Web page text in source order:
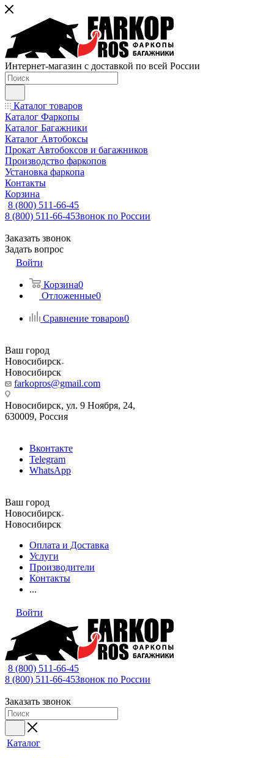
Интернет-магазин с доставкой по всей России
Каталог товаров
Каталог Фаркопы
Каталог Багажники
Каталог Автобоксы
Прокат Автобоксов и багажников
Производство фаркопов
Установка фаркопа
Контакты
Корзина
8 (800) 511-66-45
8 (800) 511-66-45Звонок по России
Заказать звонок
Задать вопрос
Войти
Корзина0
Отложенные0
Сравнение товаров0
Ваш город
Новосибирск
Новосибирск
farkopros@gmail.com
Новосибирск, ул. 9 Ноября, 24,
630009, Россия
Вконтакте
Telegram
WhatsApp
Ваш город
Новосибирск
Новосибирск
Оплата и Доставка
Услуги
Производители
Контакты
...
Войти
8 (800) 511-66-45
8 (800) 511-66-45Звонок по России
Заказать звонок
Каталог